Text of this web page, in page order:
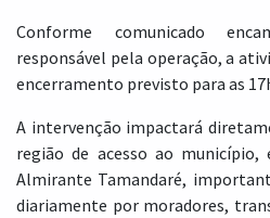
Conforme comunicado
responsável pela operação, a
encerramento previsto para as
A intervenção impactará
região de acesso ao município,
Almirante Tamandaré,
diariamente por moradores,